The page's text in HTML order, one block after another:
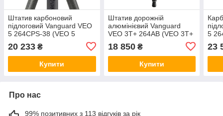
Штатив карбоновий
підлоговий Vanguard VEO
5 264CPS-38 (VEO 5
20 233 ₴
Купити
Штатив дорожній
алюмінієвий Vanguard
VEO 3T+ 264AB (VEO 3T+
18 850₴
Купити
5
23
Про нас
99% позитивних з 113 відгуків за рік